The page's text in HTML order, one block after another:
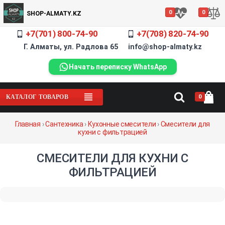
SHOP-ALMATY.KZ 0 0
+7(701) 800-74-90 +7(708) 820-74-90
Г. Алматы, ул. Радлова 65 info@shop-almaty.kz
Начать переписку WhatsApp
КАТАЛОГ ТОВАРОВ 0
Главная ›Сантехника ›Кухонные смесители ›Смесители для
кухни с фильтрацией
СМЕСИТЕЛИ ДЛЯ КУХНИ С
ФИЛЬТРАЦИЕЙ